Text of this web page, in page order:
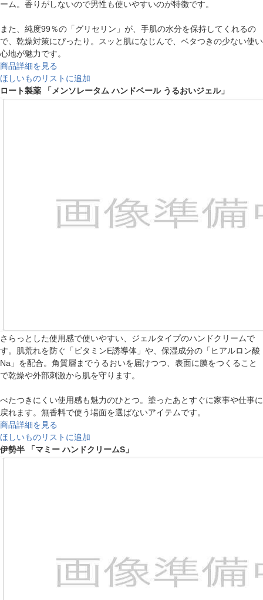
ーム。香りがしないので男性も使いやすいのが特徴です。
また、純度99％の「グリセリン」が、手肌の水分を保持してくれるの
で、乾燥対策にぴったり。スッと肌になじんで、ベタつきの少ない使い
心地が魅力です。
商品詳細を見る
ほしいものリストに追加
ロート製薬 「メンソレータム ハンドベール うるおいジェル」
さらっとした使用感で使いやすい、ジェルタイプのハンドクリームで
す。肌荒れを防ぐ「ビタミンE誘導体」や、保湿成分の「ヒアルロン酸
Na」を配合。角質層までうるおいを届けつつ、表面に膜をつくること
で乾燥や外部刺激から肌を守ります。
べたつきにくい使用感も魅力のひとつ。塗ったあとすぐに家事や仕事に
戻れます。無香料で使う場面を選ばないアイテムです。
商品詳細を見る
ほしいものリストに追加
伊勢半 「マミー ハンドクリームS」